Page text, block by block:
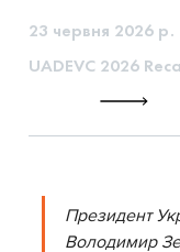
23 червня 2026 р.
UADEVC 2026
Президент
Володимир